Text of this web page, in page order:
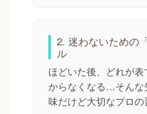
2. 迷わないための
ル
ほどいた後、どれが
からなくなる…そんな
味だけど大切なプロの